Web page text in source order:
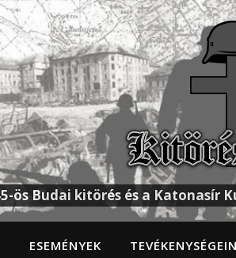
ös Budai kitörés és a Katonasír
ESEMÉNYEK